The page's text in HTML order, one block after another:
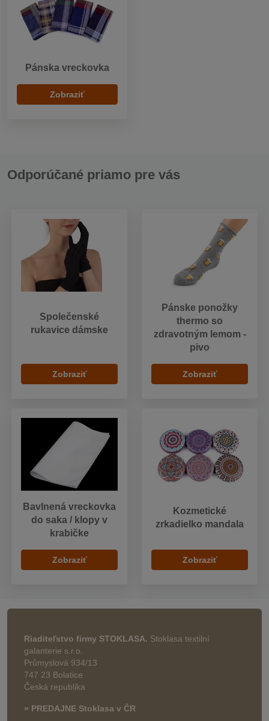
Pánska vreckovka
Zobraziť
Odporúčané priamo pre vás
Společenské
rukavice dámske
Zobraziť
Pánske ponožky
thermo so
zdravotným lemom -
pivo
Zobraziť
Bavlnená vreckovka
do saka / klopy v
krabičke
Zobraziť
Kozmetické
zrkadielko mandala
Zobraziť
Riaditeľstvo firmy STOKLASA. Stoklasa textilní
galanterie s.r.o.
Průmyslová 934/13
747 23 Bolatice
Česká republika
» PREDAJNE Stoklasa v ČR